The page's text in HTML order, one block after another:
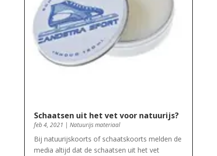
Schaatsen uit het vet voor natuurijs?
feb 4, 2021 | Natuurijs materiaal
Bij natuurijskoorts of schaatskoorts melden de
media altijd dat de schaatsen uit het vet